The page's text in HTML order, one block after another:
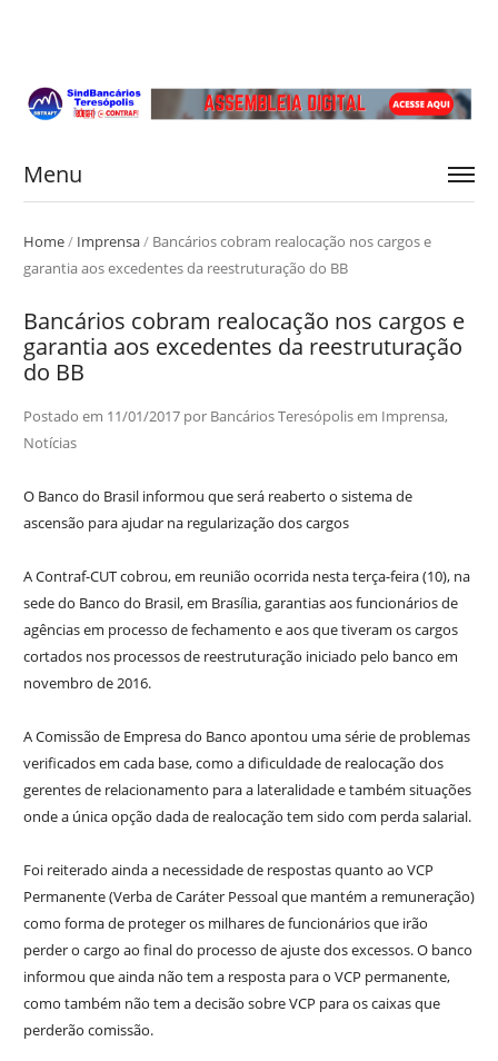
Menu
Home/ Imprensa/ Bancários cobram realocação nos cargos e
garantia aos excedentes da reestruturação do BB
Bancários cobram realocação nos cargos e
garantia aos excedentes da reestruturação
do BB
Postado em 11/01/2017por Bancários Teresópolisem Imprensa,
Notícias
O Banco do Brasil informou que será reaberto o sistema de
ascensão para ajudar na regularização dos cargos
A Contraf-CUT cobrou, em reunião ocorrida nesta terça-feira (10), na
sede do Banco do Brasil, em Brasília, garantias aos funcionários de
agências em processo de fechamento e aos que tiveram os cargos
cortados nos processos de reestruturação iniciado pelo banco em
novembro de 2016.
A Comissão de Empresa do Banco apontou uma série de problemas
verificados em cada base, como a dificuldade de realocação dos
gerentes de relacionamento para a lateralidade e também situações
onde a única opção dada de realocação tem sido com perda salarial.
Foi reiterado ainda a necessidade de respostas quanto ao VCP
Permanente (Verba de Caráter Pessoal que mantém a remuneração)
como forma de proteger os milhares de funcionários que irão
perder o cargo ao final do processo de ajuste dos excessos. O banco
informou que ainda não tem a resposta para o VCP permanente,
como também não tem a decisão sobre VCP para os caixas que
perderão comissão.